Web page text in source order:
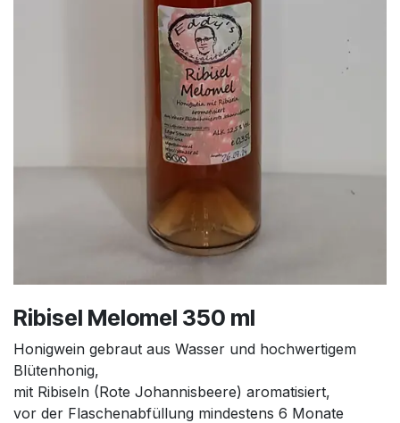
Ribisel Melomel 350 ml
Honigwein gebraut aus Wasser und hochwertigem
Blütenhonig,
mit Ribiseln (Rote Johannisbeere) aromatisiert,
vor der Flaschenabfüllung mindestens 6 Monate